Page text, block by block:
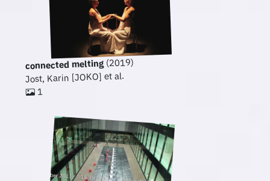
connected melting(2019)
Jost, Karin [JOKO] et al.
1